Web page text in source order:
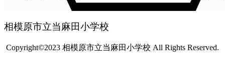
相模原市立当麻田小学校
Copyright©2023 相模原市立当麻田小学校 All Rights Reserved.